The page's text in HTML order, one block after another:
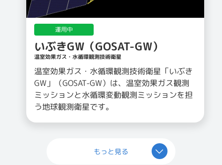
運用中
いぶきGW（GOSAT-GW）
温室効果ガス・水循環観測技術衛星
温室効果ガス・水循環観測技術衛星「いぶき
GW」（GOSAT-GW）は、温室効果ガス観測
ミッションと水循環変動観測ミッションを担
う地球観測衛星です。
もっと見る